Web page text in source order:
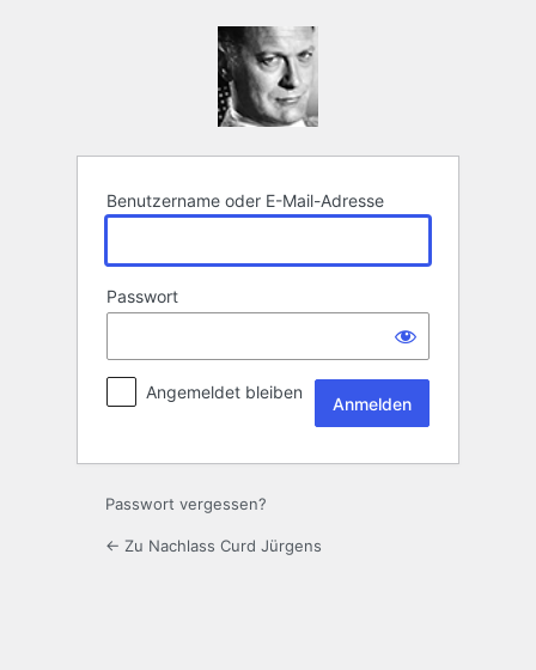
Benutzername oder E-Mail-Adresse
Passwort
Angemeldet bleiben
Passwort vergessen?
← Zu Nachlass Curd Jürgens